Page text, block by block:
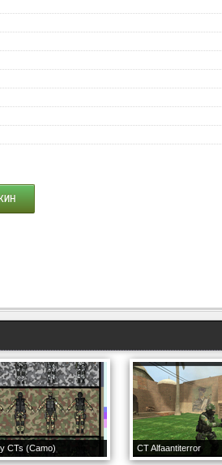
CTs (Camo) CT Alfaantiterror